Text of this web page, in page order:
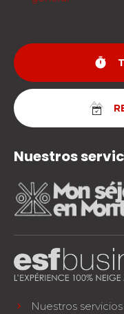
timer
Nuestros
Nuestros servicios